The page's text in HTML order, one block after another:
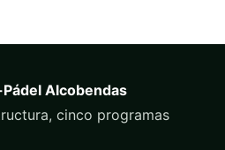
Alcobendas
cinco programas